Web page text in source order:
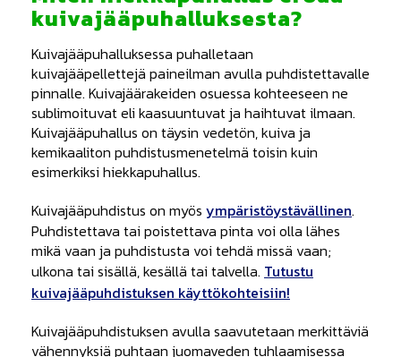
kuivajääpuhalluksesta?
Kuivajääpuhalluksessa puhalletaan
kuivajääpellettejä paineilman avulla puhdistettavalle
pinnalle. Kuivajäärakeiden osuessa kohteeseen ne
sublimoituvat eli kaasuuntuvat ja haihtuvat ilmaan.
Kuivajääpuhallus on täysin vedetön, kuiva ja
kemikaaliton puhdistusmenetelmä toisin kuin
esimerkiksi hiekkapuhallus.
Kuivajääpuhdistus on myös ympäristöystävällinen.
Puhdistettava tai poistettava pinta voi olla lähes
mikä vaan ja puhdistusta voi tehdä missä vaan;
ulkona tai sisällä, kesällä tai talvella. Tutustu
kuivajääpuhdistuksen käyttökohteisiin!
Kuivajääpuhdistuksen avulla saavutetaan merkittäviä
vähennyksiä puhtaan juomaveden tuhlaamisessa